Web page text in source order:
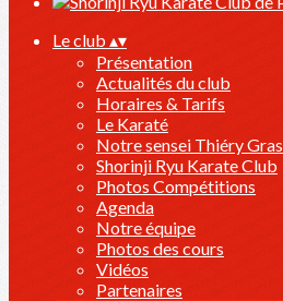
Le club ▴▾
Présentation
Actualités du club
Horaires & Tarifs
Le Karaté
Notre sensei Thiéry Gras
Shorinji Ryu Karate Club
Photos Compétitions
Agenda
Notre équipe
Photos des cours
Vidéos
Partenaires